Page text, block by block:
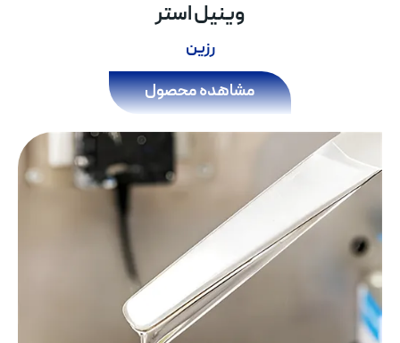
وینیل استر
رزین
مشاهده محصول